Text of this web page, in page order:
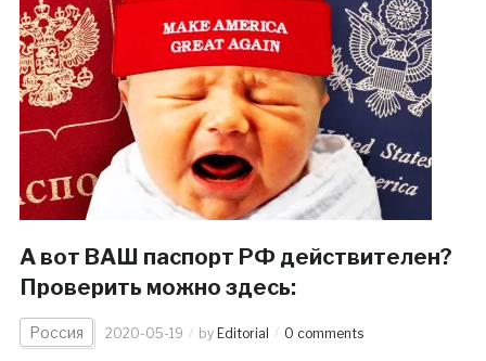
А вот ВАШ паспорт РФ действителен?
Проверить можно здесь:
Россия 2020-05-19 by Editorial 0 comments